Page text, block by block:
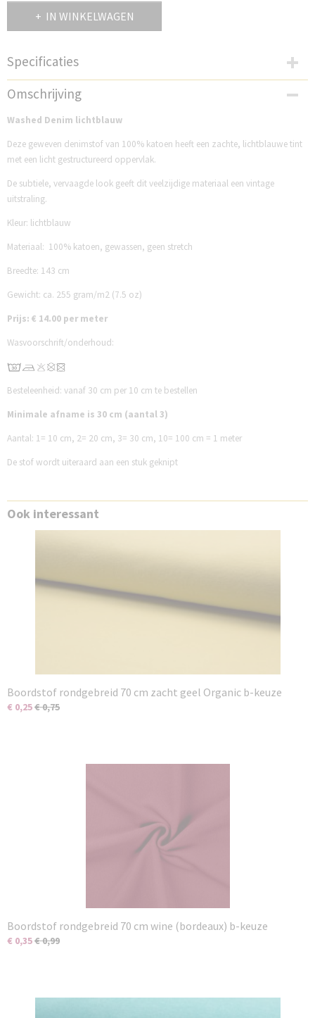
IN WINKELWAGEN
Specificaties
Productcode
QT190-04
Omschrijving
Washed Denim lichtblauw
Deze geweven denimstof van 100% katoen heeft een zachte, lichtblauwe tint
met een licht gestructureerd oppervlak.
De subtiele, vervaagde look geeft dit veelzijdige materiaal een vintage
uitstraling.
Kleur: lichtblauw
Materiaal: 100% katoen, gewassen, geen stretch
Breedte: 143 cm
Gewicht: ca. 255 gram/m2 (7.5 oz)
Prijs: € 14.00 per meter
Wasvoorschrift/onderhoud:
Besteleenheid: vanaf 30 cm per 10 cm te bestellen
Minimale afname is 30 cm (aantal 3)
Aantal: 1= 10 cm, 2= 20 cm, 3= 30 cm, 10= 100 cm = 1 meter
De stof wordt uiteraard aan een stuk geknipt
Ook interessant
Boordstof rondgebreid 70 cm zacht geel Organic b-keuze
€ 0,25€ 0,75
Boordstof rondgebreid 70 cm wine (bordeaux) b-keuze
€ 0,35€ 0,99